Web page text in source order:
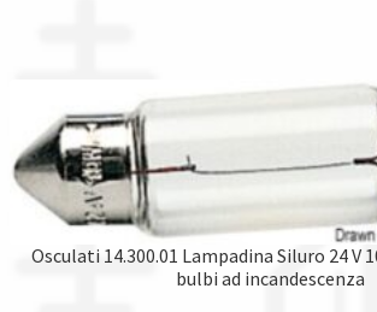
Osculati 14.300.01 Lampadina Siluro 24 V
bulbi ad incandescenza